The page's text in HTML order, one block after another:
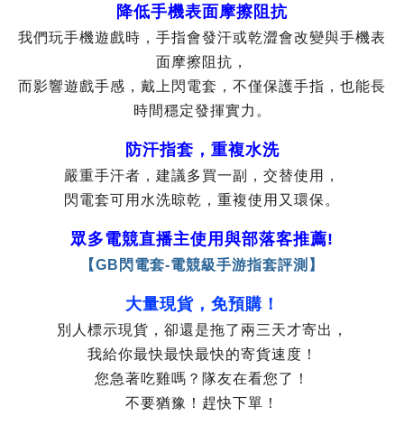
降低手機表面摩擦阻抗
我們玩手機遊戲時，手指會發汗或乾澀會改變與手機表
面摩擦阻抗，
而影響遊戲手感，戴上閃電套，不僅保護手指，也能長
時間穩定發揮實力。
防汗指套，重複水洗
嚴重手汗者，建議多買一副，交替使用，
閃電套可用水洗晾乾，重複使用又環保。
眾多電競直播主使用與部落客推薦!
【GB閃電套-電競級手游指套評測】
大量現貨，免預購！
別人標示現貨，卻還是拖了兩三天才寄出，
我給你最快最快最快的寄貨速度！
您急著吃雞嗎？隊友在看您了！
不要猶豫！趕快下單！